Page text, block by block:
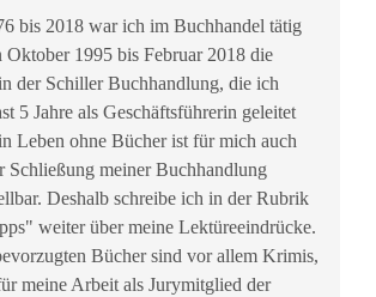
bis 2018 war ich im Buchhandel tätig
Oktober 1995 bis Februar 2018 die
der Schiller Buchhandlung, die ich
5 Jahre als Geschäftsführerin geleitet
Leben ohne Bücher ist für mich auch
Schließung meiner Buchhandlung
Deshalb schreibe ich in der Rubrik
weiter über meine Lektüreeindrücke.
Bücher sind vor allem Krimis,
meine Arbeit als Jurymitglied der